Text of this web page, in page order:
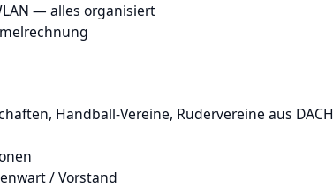
— alles organisiert
Handball-Vereine, Rudervereine aus DACH
/ Vorstand